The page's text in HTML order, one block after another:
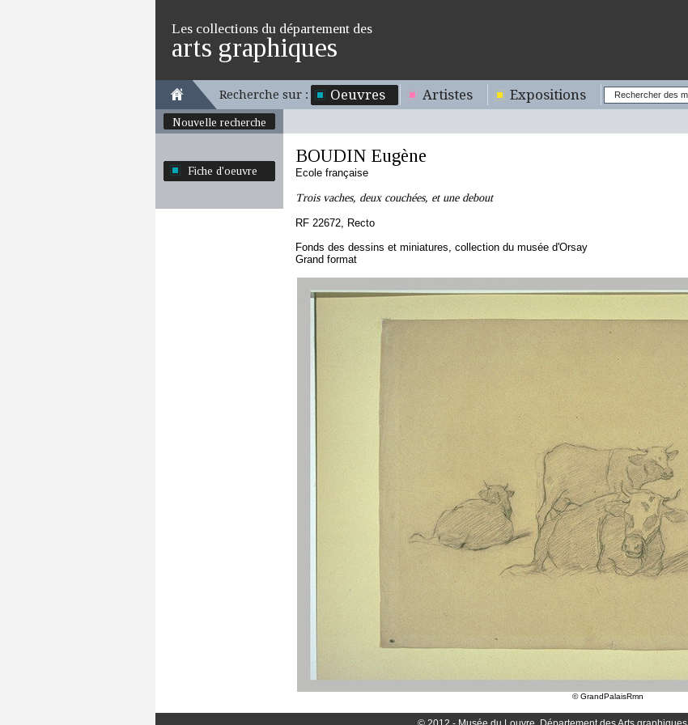
Les collections du département des
arts graphiques
Recherche sur : Oeuvres Artistes Expositions
Nouvelle recherche
Fiche d'oeuvre
BOUDIN Eugène
Ecole française
Trois vaches, deux couchées, et une debout
RF 22672, Recto
Fonds des dessins et miniatures, collection du musée d'Orsay
Grand format
© GrandPalaisRmn